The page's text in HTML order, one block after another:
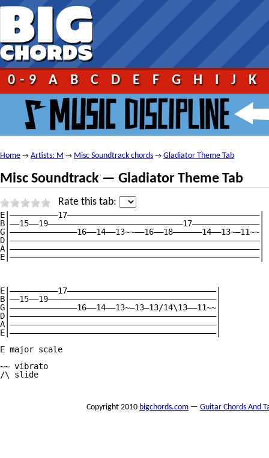
0-9 A B C D E F G H I J K
Home → Artists: M → Misc Soundtrack chords → Gladiator Theme Tab
Misc Soundtrack — Gladiator Theme Tab
Rate this tab:
E|——————————17————————————————————————————————————————|
B|——15——19————————————————————————————17——————————————|
G|——————————————16——14——13~~——16——18——————14——13~—11~~|
D|————————————————————————————————————————————————————|
A|————————————————————————————————————————————————————|
E|————————————————————————————————————————————————————|
E|——————————17———————————————————————————————|
B|——15——19———————————————————————————————————|
G|——————————————16——14——13~—13—13/14\13——11~~|
D|———————————————————————————————————————————|
A|———————————————————————————————————————————|
E|———————————————————————————————————————————|
E major scale
~~ vibrato
/\ slide
Copyright 2010 bigchords.com — Guitar Chords And